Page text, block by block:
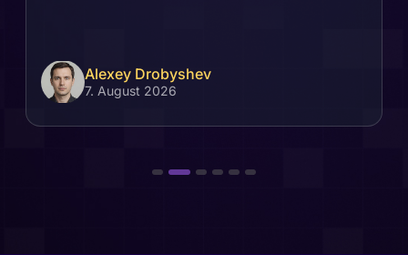
Alexey Drobyshev
7. August 2026